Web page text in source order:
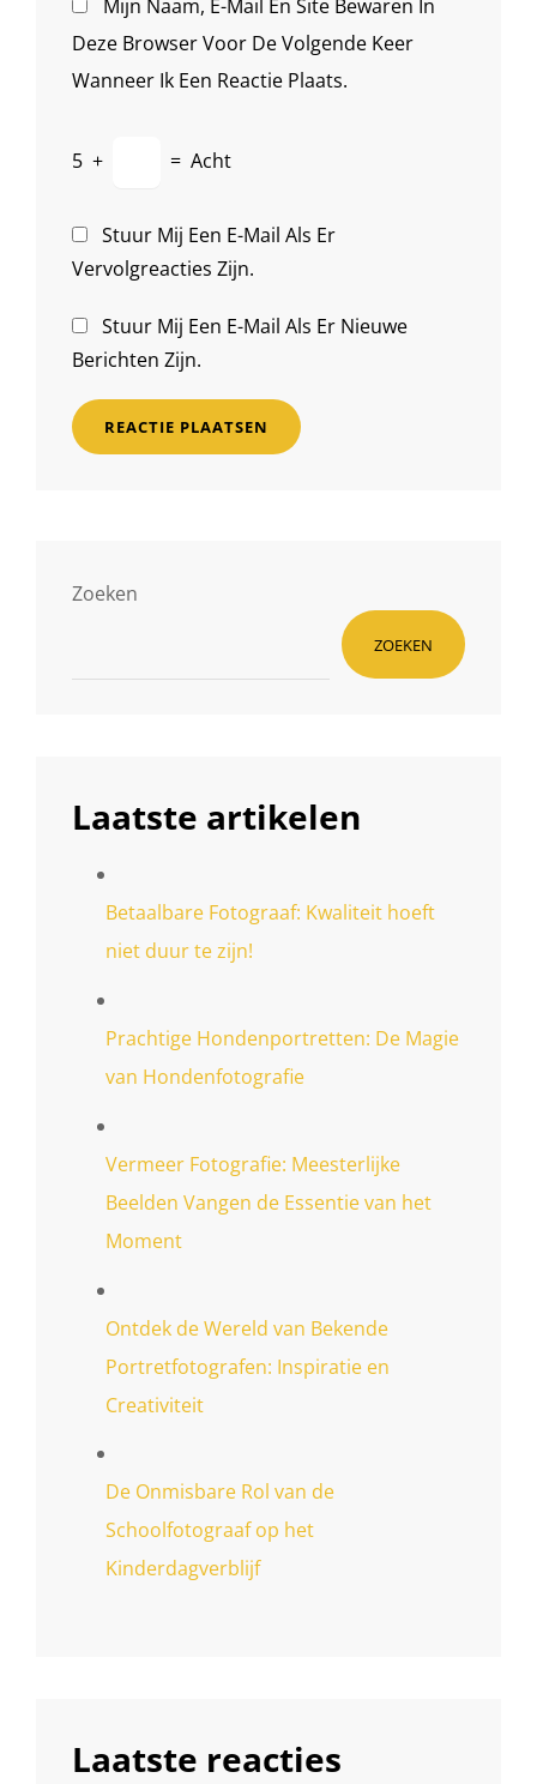
Mijn Naam, E-Mail En Site Bewaren In
Deze Browser Voor De Volgende Keer
Wanneer Ik Een Reactie Plaats.
5 + = Acht
Stuur Mij Een E-Mail Als Er
Vervolgreacties Zijn.
Stuur Mij Een E-Mail Als Er Nieuwe
Berichten Zijn.
Zoeken
ZOEKEN
Laatste artikelen
Betaalbare Fotograaf: Kwaliteit hoeft
niet duur te zijn!
Prachtige Hondenportretten: De Magie
van Hondenfotografie
Vermeer Fotografie: Meesterlijke
Beelden Vangen de Essentie van het
Moment
Ontdek de Wereld van Bekende
Portretfotografen: Inspiratie en
Creativiteit
De Onmisbare Rol van de
Schoolfotograaf op het
Kinderdagverblijf
Laatste reacties